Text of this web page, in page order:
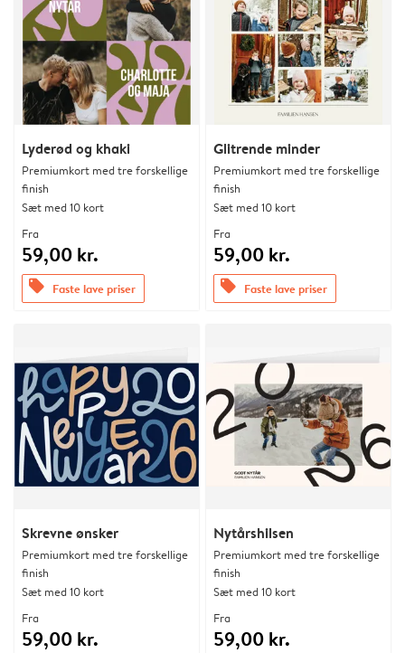
Lyderød og khaki
Premiumkort med tre forskellige
finish
Sæt med 10 kort
Fra
59,00 kr.
offers Faste lave priser
Glitrende minder
Premiumkort med tre forskellige
finish
Sæt med 10 kort
Fra
59,00 kr.
offers Faste lave priser
Skrevne ønsker
Premiumkort med tre forskellige
finish
Sæt med 10 kort
Fra
59,00 kr.
Nytårshilsen
Premiumkort med tre forskellige
finish
Sæt med 10 kort
Fra
59,00 kr.